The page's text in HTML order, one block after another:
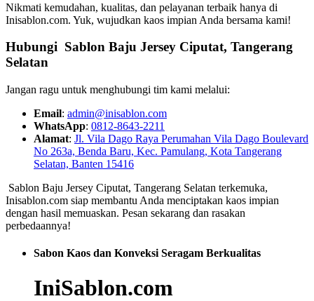
Nikmati kemudahan, kualitas, dan pelayanan terbaik hanya di
Inisablon.com. Yuk, wujudkan kaos impian Anda bersama kami!
Hubungi Sablon Baju Jersey Ciputat, Tangerang
Selatan
Jangan ragu untuk menghubungi tim kami melalui:
Email: admin@inisablon.com
WhatsApp: 0812-8643-2211
Alamat: Jl. Vila Dago Raya Perumahan Vila Dago Boulevard
No 263a, Benda Baru, Kec. Pamulang, Kota Tangerang
Selatan, Banten 15416
Sablon Baju Jersey Ciputat, Tangerang Selatan terkemuka,
Inisablon.com siap membantu Anda menciptakan kaos impian
dengan hasil memuaskan. Pesan sekarang dan rasakan
perbedaannya!
Sabon Kaos dan Konveksi Seragam Berkualitas
IniSablon.com